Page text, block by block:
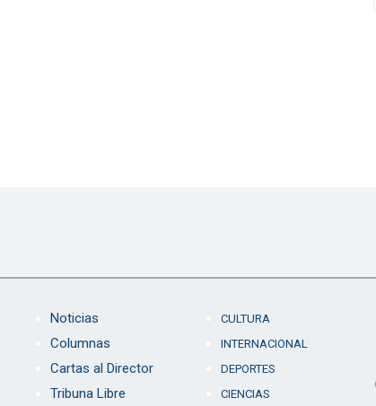
Noticias
Columnas
Cartas al Director
Tribuna Libre
CULTURA
INTERNACIONAL
DEPORTES
CIENCIAS